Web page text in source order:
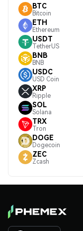
BTC
Bitcoin
ETH
Ethereum
USDT
TetherUS
BNB
BNB
USDC
USD Coin
XRP
Ripple
SOL
Solana
TRX
Tron
DOGE
Dogecoin
ZEC
Zcash